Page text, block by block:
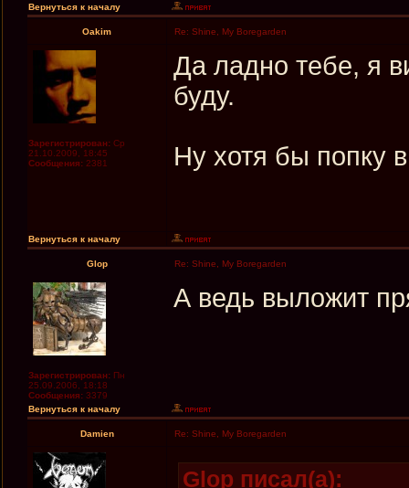
Вернуться к началу
Oakim Re: Shine, My Boregarden
Зарегистрирован: Ср
21.10.2009, 18:45
Сообщения: 2381
Да ладно тебе, я
буду.
Ну хотя бы попку
Вернуться к началу
Glop Re: Shine, My Boregarden
Зарегистрирован: Пн
25.09.2006, 18:18
Сообщения: 3379
А ведь выложит
Вернуться к началу
Damien Re: Shine, My Boregarden
Glop писал(а):